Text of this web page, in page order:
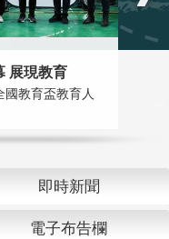
展現教育
教育盃教育人
即時新聞
電子布告欄